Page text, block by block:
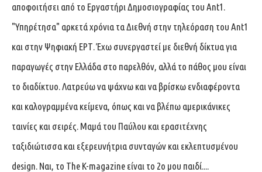
αποφοιτήσει από το Εργαστήρι Δημοσιογραφίας του Ant1.
"Υπηρέτησα" αρκετά χρόνια τα Διεθνή στην τηλεόραση του Ant1
και στην Ψηφιακή ΕΡΤ. Έχω συνεργαστεί με διεθνή δίκτυα για
παραγωγές στην Ελλάδα στο παρελθόν, αλλά το πάθος μου είναι
το διαδίκτυο. Λατρεύω να ψάχνω και να βρίσκω ενδιαφέροντα
και καλογραμμένα κείμενα, όπως και να βλέπω αμερικάνικες
ταινίες και σειρές. Μαμά του Παύλου και ερασιτέχνης
ταξιδιώτισσα και εξερευνήτρια συνταγών και εκλεπτυσμένου
design. Ναι, το The K-magazine είναι το 2ο μου παιδί....